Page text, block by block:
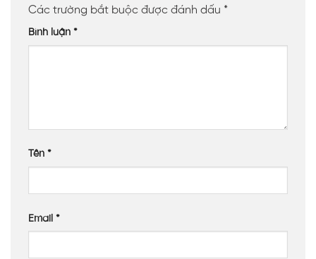
Các trường bắt buộc được đánh dấu *
Bình luận *
Tên *
Email *